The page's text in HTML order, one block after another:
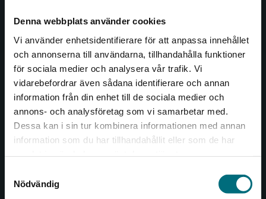
Denna webbplats använder cookies
Vi använder enhetsidentifierare för att anpassa innehållet
och annonserna till användarna, tillhandahålla funktioner
för sociala medier och analysera vår trafik. Vi
vidarebefordrar även sådana identifierare och annan
information från din enhet till de sociala medier och
annons- och analysföretag som vi samarbetar med.
Dessa kan i sin tur kombinera informationen med annan
information som du har tillhandahållit eller som de har
Nödvändig
Begränsad fraktregion
Det verkar som att du besöker
Sverige. För att kunna slutföra ett köp måste
såväl barn som vuxna.
Nypon och Vilja förlag är en del av Studentlitteratur.
Kontakta oss
Kontakta oss
046-31 20 00
Box 141
Besöksadress:
Åkergränden 1